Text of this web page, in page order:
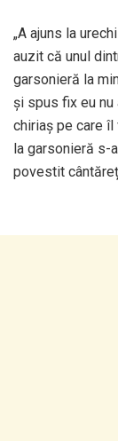
„A ajuns la
auzit că unul
garsonieră la
și spus fix eu
chiriaș pe care
la garsonieră s-
povestit